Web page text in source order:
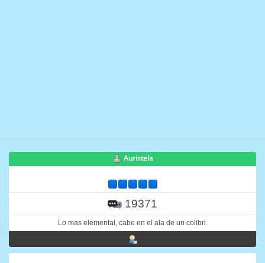
Auristela
19371
Lo mas elemental, cabe en el ala de un colibri.